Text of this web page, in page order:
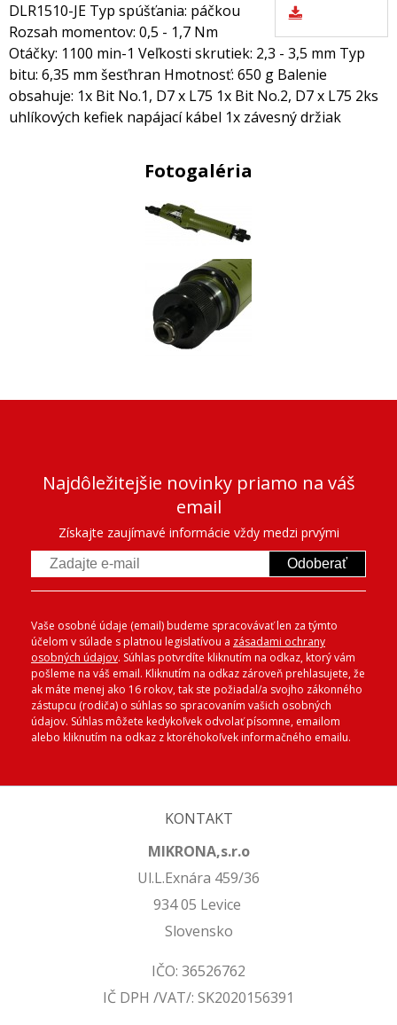
DLR1510-JE Typ spúšťania: páčkou
Rozsah momentov: 0,5 - 1,7 Nm
Otáčky: 1100 min-1 Veľkosti skrutiek: 2,3 - 3,5 mm Typ
bitu: 6,35 mm šesťhran Hmotnosť: 650 g Balenie
obsahuje: 1x Bit No.1, D7 x L75 1x Bit No.2, D7 x L75 2ks
uhlíkových kefiek napájací kábel 1x závesný držiak
Fotogaléria
Najdôležitejšie novinky priamo na váš
email
Získajte zaujímavé informácie vždy medzi prvými
Odoberať
Vaše osobné údaje (email) budeme spracovávať len za týmto
účelom v súlade s platnou legislatívou a zásadami ochrany
osobných údajov. Súhlas potvrdíte kliknutím na odkaz, ktorý vám
pošleme na váš email. Kliknutím na odkaz zároveň prehlasujete, že
ak máte menej ako 16 rokov, tak ste požiadal/a svojho zákonného
zástupcu (rodiča) o súhlas so spracovaním vašich osobných
údajov. Súhlas môžete kedykoľvek odvolať písomne, emailom
alebo kliknutím na odkaz z ktoréhokoľvek informačného emailu.
KONTAKT
MIKRONA,s.r.o
Ul.L.Exnára 459/36
934 05 Levice
Slovensko
IČO: 36526762
IČ DPH /VAT/: SK2020156391